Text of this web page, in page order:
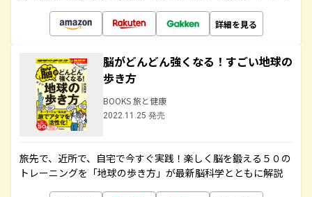
詳細を見る
脳がどんどん強くなる！すごい地球の
歩き方
BOOKS 旅と健康
2022.11.25 発売
旅先で、近所で、自宅で今すぐ実践！楽しく脳を鍛える５０の
トレーニングを「地球の歩き方」が最新脳科学とともに解説